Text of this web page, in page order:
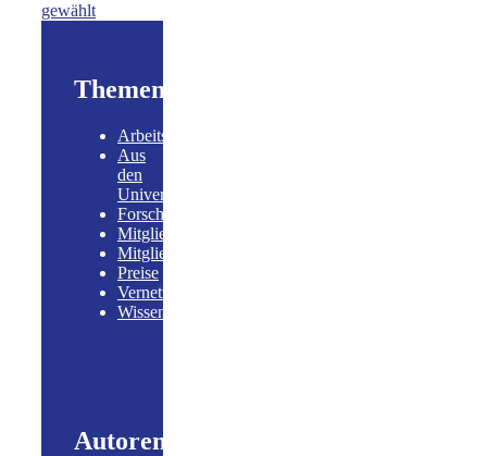
gewählt
Themen
Arbeitsgruppen
Aus
den
Universitäten
Forschungskooperationen
Mitglieder
Mitgliederversammlung
Preise
Vernetzung
Wissenschaftspolitik
Autoren